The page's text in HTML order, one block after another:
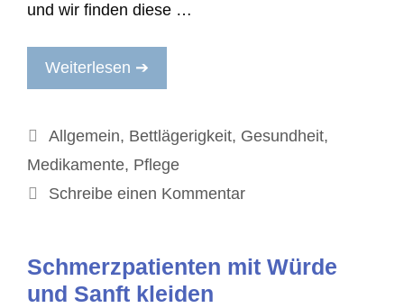
und wir finden diese …
Weiterlesen ➔
Kategorien
Allgemein, Bettlägerigkeit, Gesundheit,
Medikamente, Pflege
Schreibe einen Kommentar
Schmerzpatienten mit Würde
und Sanft kleiden